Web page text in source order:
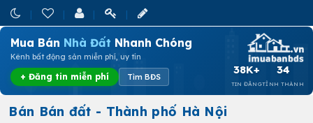
Mua Bán Nhà Đất Nhanh Chóng
Kênh bất động sản miễn phí, uy tín
+ Đăng tin miễn phí Tìm BĐS
38K+
TIN ĐĂNG
34
TỈNH THÀNH
Bán Bán đất - Thành phố Hà Nội